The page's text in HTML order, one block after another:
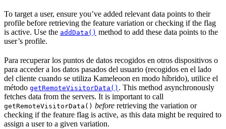
To target a user, ensure you’ve added relevant data points to their
profile before retrieving the feature variation or checking if the flag
is active. Use the addData() method to add these data points to the
user’s profile.
Para recuperar los puntos de datos recogidos en otros dispositivos o
para acceder a los datos pasados del usuario (recogidos en el lado
del cliente cuando se utiliza Kameleoon en modo híbrido), utilice el
método getRemoteVisitorData() . This method asynchronously
fetches data from the servers. It is important to call
getRemoteVisitorData() before retrieving the variation or
checking if the feature flag is active, as this data might be required to
assign a user to a given variation.